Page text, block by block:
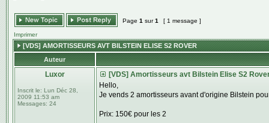
Page 1 sur1 [ 1 message ]
Imprimer
[VDS] AMORTISSEURS AVT BILSTEIN ELISE S2 ROVER
Auteur
Luxor
Inscrit le: Lun Déc 28,
2009 11:53 am
Messages: 24
[VDS] Amortisseurs avt Bilstein Elise S2
Hello,
Je vends 2 amortisseurs avant d'origine Bilstein
Prix: 150€ pour les 2